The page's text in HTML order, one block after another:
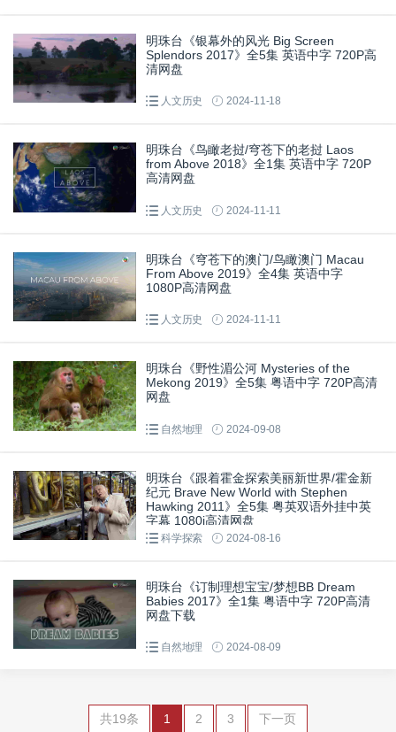
明珠台《银幕外的风光 Big Screen
Splendors 2017》全5集 英语中字 720P高
清网盘
人文历史 2024-11-18
明珠台《鸟瞰老挝/穹苍下的老挝 Laos
from Above 2018》全1集 英语中字 720P
高清网盘
人文历史 2024-11-11
明珠台《穹苍下的澳门/鸟瞰澳门 Macau
From Above 2019》全4集 英语中字
1080P高清网盘
人文历史 2024-11-11
明珠台《野性湄公河 Mysteries of the
Mekong 2019》全5集 粤语中字 720P高清
网盘
自然地理 2024-09-08
明珠台《跟着霍金探索美丽新世界/霍金新
纪元 Brave New World with Stephen
Hawking 2011》全5集 粤英双语外挂中英
字幕 1080i高清网盘
科学探索 2024-08-16
明珠台《订制理想宝宝/梦想BB Dream
Babies 2017》全1集 粤语中字 720P高清
网盘下载
自然地理 2024-08-09
共19条 1 2 3 下一页